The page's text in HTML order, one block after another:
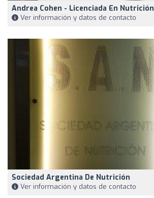
Andrea Cohen - Licenciada En Nutrición
Ver información y datos de contacto
Sociedad Argentina De Nutrición
Ver información y datos de contacto